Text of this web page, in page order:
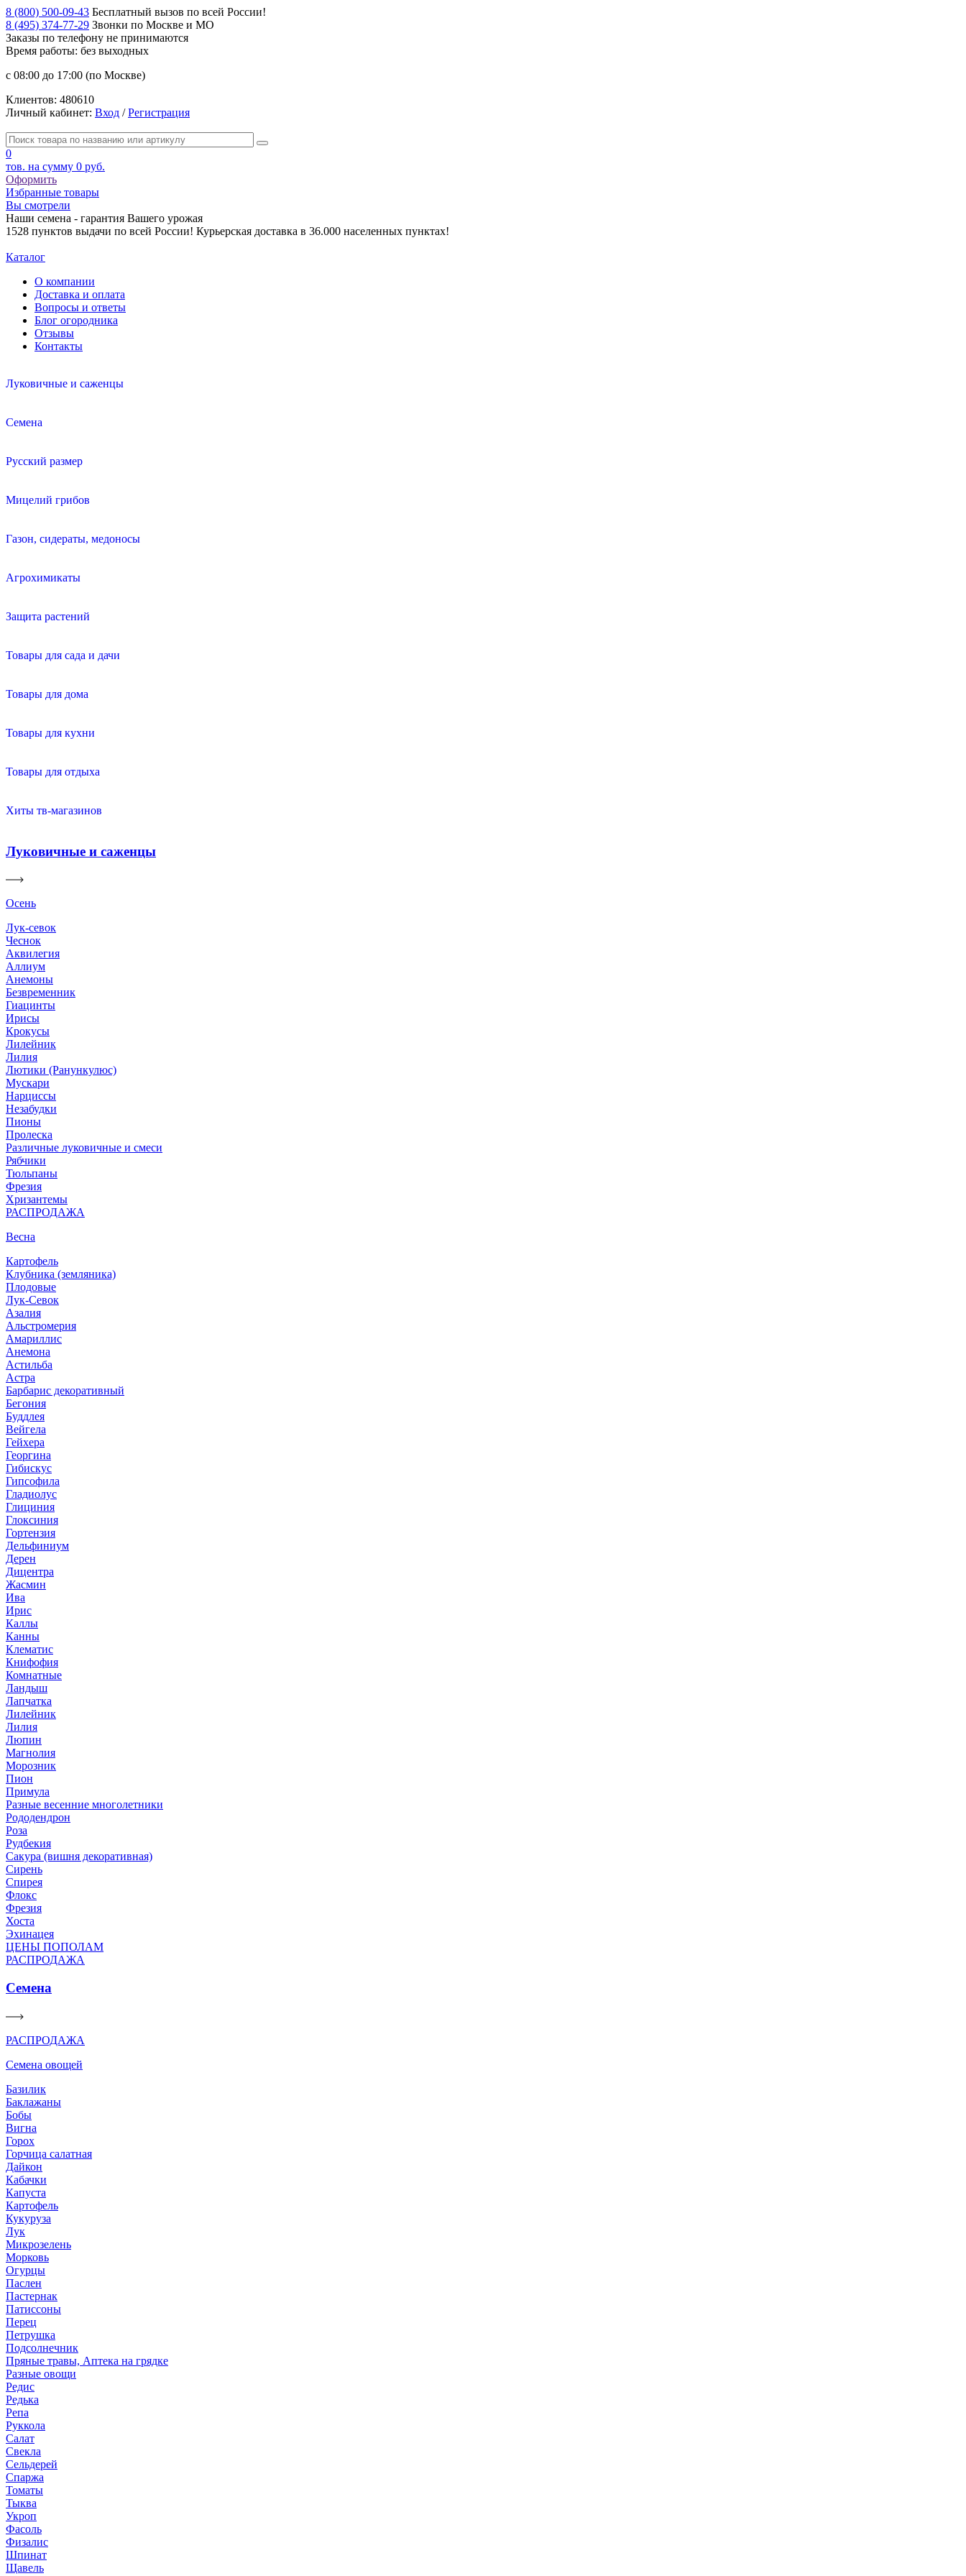
8 (800) 500-09-43 Бесплатный вызов по всей России!
8 (495) 374-77-29 Звонки по Москве и МО
Заказы по телефону не принимаются
Время работы: без выходных
с 08:00 до 17:00 (по Москве)
Клиентов: 480610
Личный кабинет: Вход /Регистрация
0
тов. на сумму 0 руб.
Оформить
Избранные товары
Вы смотрели
Наши семена - гарантия Вашего урожая
1528 пунктов выдачи по всей России! Курьерская доставка в 36.000 населенных пунктах!
Каталог
О компании
Доставка и оплата
Вопросы и ответы
Блог огородника
Отзывы
Контакты
Луковичные и саженцы
Семена
Русский размер
Мицелий грибов
Газон, сидераты, медоносы
Агрохимикаты
Защита растений
Товары для сада и дачи
Товары для дома
Товары для кухни
Товары для отдыха
Хиты тв-магазинов
Луковичные и саженцы
Осень
Лук-севок
Чеснок
Аквилегия
Аллиум
Анемоны
Безвременник
Гиацинты
Ирисы
Крокусы
Лилейник
Лилия
Лютики (Ранункулюс)
Мускари
Нарцисcы
Незабудки
Пионы
Пролеска
Различные луковичные и смеси
Рябчики
Тюльпаны
Фрезия
Хризантемы
РАСПРОДАЖА
Весна
Картофель
Клубника (земляника)
Плодовые
Лук-Севок
Азалия
Альстромерия
Амариллис
Анемона
Астильба
Астра
Барбарис декоративный
Бегония
Буддлея
Вейгела
Гейхера
Георгина
Гибискус
Гипсофила
Гладиолус
Глициния
Глоксиния
Гортензия
Дельфиниум
Дерен
Дицентра
Жасмин
Ива
Ирис
Каллы
Канны
Клематис
Книфофия
Комнатные
Ландыш
Лапчатка
Лилейник
Лилия
Люпин
Магнолия
Морозник
Пион
Примула
Разные весенние многолетники
Рододендрон
Роза
Рудбекия
Сакура (вишня декоративная)
Сирень
Спирея
Флокс
Фрезия
Хоста
Эхинацея
ЦЕНЫ ПОПОЛАМ
РАСПРОДАЖА
Семена
РАСПРОДАЖА
Семена овощей
Базилик
Баклажаны
Бобы
Вигна
Горох
Горчица салатная
Дайкон
Кабачки
Капуста
Картофель
Кукуруза
Лук
Микрозелень
Морковь
Огурцы
Паслен
Пастернак
Патиссоны
Перец
Петрушка
Подсолнечник
Пряные травы, Аптека на грядке
Разные овощи
Редис
Редька
Репа
Руккола
Салат
Свекла
Сельдерей
Спаржа
Томаты
Тыква
Укроп
Фасоль
Физалис
Шпинат
Щавель